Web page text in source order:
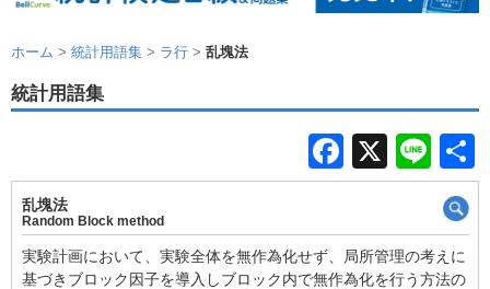
ホーム > 統計用語集 > ラ行 > 乱塊法
統計用語集
F
a
e
X
Li
n
e
乱塊法
Random Block method
実験計画において、実験全体を無作為化せず、局所管理の考えに
基づきブロック因子を導入しブロック内で無作為化を行う方法の